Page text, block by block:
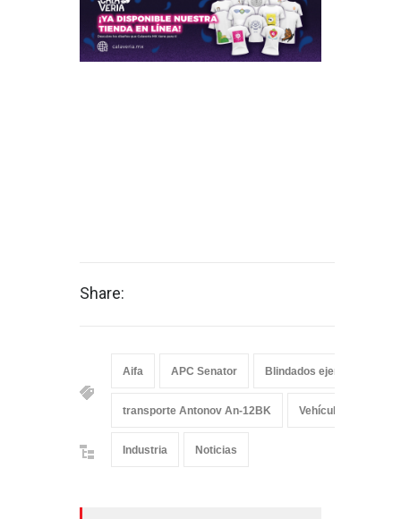
Share:
Aifa APC Senator Blindados ejercito
transporte Antonov An-12BK Vehículo de
Industria Noticias